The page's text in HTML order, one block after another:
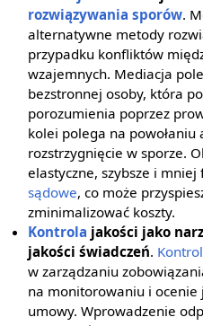
rozwiązywania sporów.
alternatywne metody
przypadku konfliktów
wzajemnych. Mediacja
bezstronnej osoby, która
porozumienia poprzez
kolei polega na
rozstrzygnięcie w sporze.
elastyczne, szybsze i
sądowe, co może
zminimalizować koszty.
Kontrola jakości jako
jakości świadczeń.
w zarządzaniu
na monitorowaniu i ocenie
umowy. Wprowadzenie